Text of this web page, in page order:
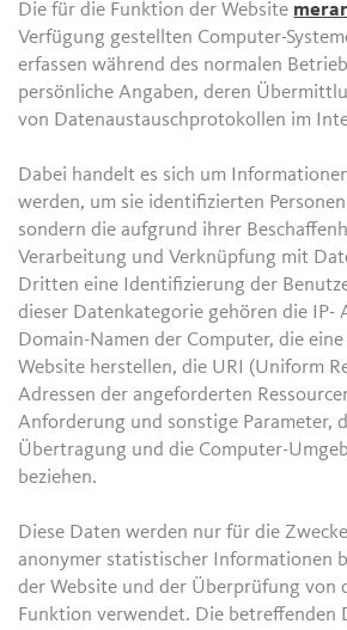
Die für die Funktion der Website
Verfügung gestellten Computer-
erfassen während des normalen
persönliche Angaben, deren
von Datenaustauschprotokollen im
Dabei handelt es sich um
werden, um sie identifizierten
sondern die aufgrund ihrer
Verarbeitung und Verknüpfung mit
Dritten eine Identifizierung der
dieser Datenkategorie gehören die IP-
Domain-Namen der Computer, die
Website herstellen, die URI (Uniform
Adressen der angeforderten
Anforderung und sonstige Parameter,
Übertragung und die Computer-
beziehen.
Diese Daten werden nur für die
anonymer statistischer Informationen
der Website und der Überprüfung von
Funktion verwendet. Die betreffenden